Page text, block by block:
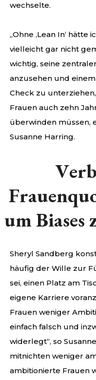
wechselte.
„Ohne ‚Lean In‘
vielleicht gar nicht
wichtig, seine
anzusehen und
Check zu
Frauen auch zehn
überwinden müssen,
Susanne Harring.
um
Sheryl Sandberg
häufig der Wille zur
sei, einen Platz am
eigene Karriere
Frauen weniger
einfach falsch und
widerlegt“, so
mitnichten weniger
ambitionierte Frauen